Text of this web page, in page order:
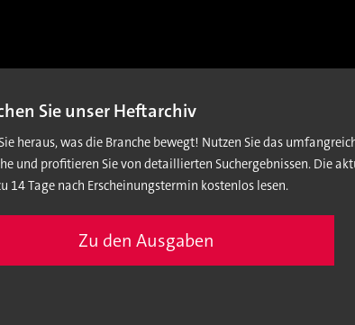
Sie unser Heftarchiv
heraus, was die Branche bewegt! Nutzen Sie das
und profitieren Sie von detaillierten Suchergebnissen. Die
14 Tage nach Erscheinungstermin kostenlos lesen.
Zu den Ausgaben